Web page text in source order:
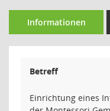
Informationen
Betreff
Einrichtung eines